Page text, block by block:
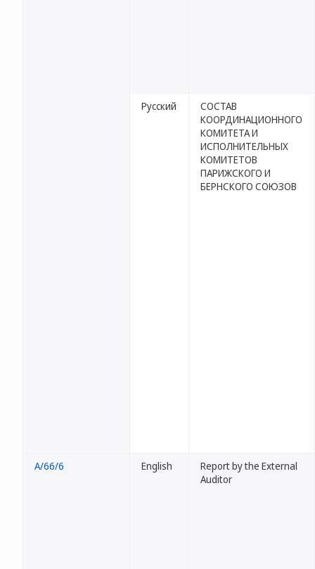
Русский
СОСТАВ
КООРДИНАЦИОННОГО
КОМИТЕТА И
ИСПОЛНИТЕЛЬНЫХ
КОМИТЕТОВ
ПАРИЖСКОГО И
БЕРНСКОГО СОЮЗОВ
A/66/6 English
Report by the External
Auditor